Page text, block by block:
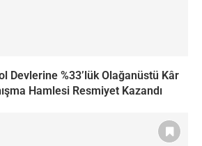
Devlerine %33’lük Olağanüstü Kâr
Hamlesi Resmiyet Kazandı